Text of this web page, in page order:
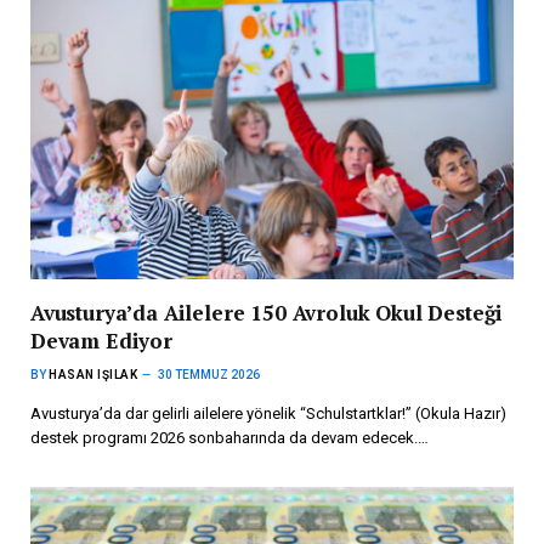
Avusturya’da Ailelere 150 Avroluk Okul Desteği
Devam Ediyor
BY HASAN IŞILAK 30 TEMMUZ 2026
Avusturya’da dar gelirli ailelere yönelik “Schulstartklar!” (Okula Hazır)
destek programı 2026 sonbaharında da devam edecek.…